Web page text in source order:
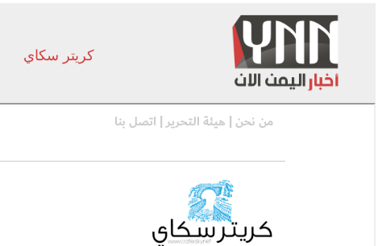
كريتر سكاي